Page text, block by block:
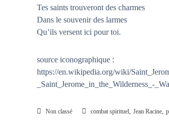
Tes saints trouveront des charmes
Dans le souvenir des larmes
Qu’ils versent ici pour toi.
source iconographique :
https://en.wikipedia.org/wiki/
_Saint_Jerome_in_the_Wilderness_-
Non classé combat spirituel, Jean Racine,